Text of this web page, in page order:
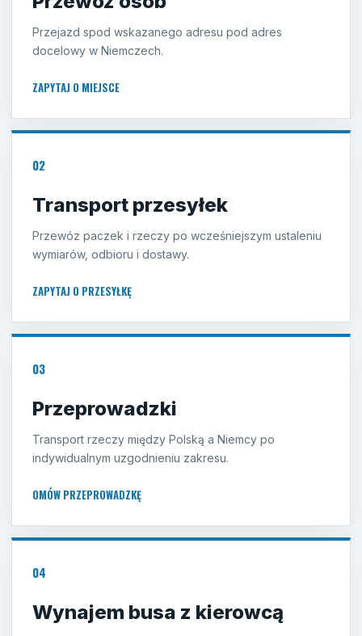
Przejazd spod wskazanego adresu pod adres
docelowy w Niemczech.
ZAPYTAJ O MIEJSCE
02
Transport przesyłek
Przewóz paczek i rzeczy po wcześniejszym ustaleniu
wymiarów, odbioru i dostawy.
ZAPYTAJ O PRZESYŁKĘ
03
Przeprowadzki
Transport rzeczy między Polską a Niemcy po
indywidualnym uzgodnieniu zakresu.
OMÓW PRZEPROWADZKĘ
04
Wynajem busa z kierowcą